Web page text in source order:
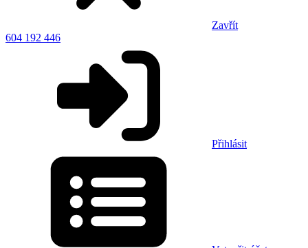
Zavřít
604 192 446
Přihlásit